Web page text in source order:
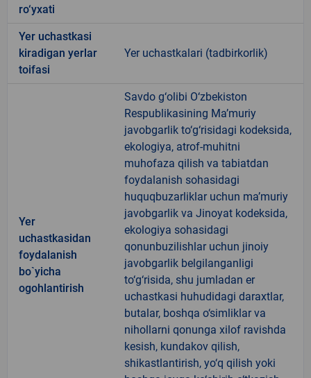
ro‘yxati
Yer uchastkasi
kiradigan yerlar
toifasi
Yer uchastkalari (tadbirkorlik)
Yer
uchastkasidan
foydalanish
bo`yicha
ogohlantirish
Savdo g‘olibi O‘zbekiston
Respublikasining Ma’muriy
javobgarlik to‘g‘risidagi kodeksida,
ekologiya, atrof-muhitni
muhofaza qilish va tabiatdan
foydalanish sohasidagi
huquqbuzarliklar uchun ma’muriy
javobgarlik va Jinoyat kodeksida,
ekologiya sohasidagi
qonunbuzilishlar uchun jinoiy
javobgarlik belgilanganligi
to‘g‘risida, shu jumladan er
uchastkasi huhudidagi daraxtlar,
butalar, boshqa o‘simliklar va
nihollarni qonunga xilof ravishda
kesish, kundakov qilish,
shikastlantirish, yo‘q qilish yoki